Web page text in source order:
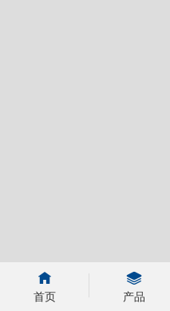
首页 产品